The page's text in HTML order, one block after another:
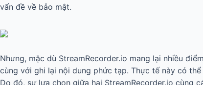
vấn đề về bảo mật.
Nhưng, mặc dù StreamRecorder.io mang lại nhiều
cùng với ghi lại nội dung phức tạp. Thực tế này có
Do đó, sự lựa chọn giữa hai StreamRecorder.io cùng